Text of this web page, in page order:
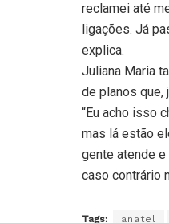
reclamei até
ligações. Já
explica.
Juliana Maria
de planos que,
“Eu acho isso
mas lá estão
gente atende
caso contrário
Tags: anatel